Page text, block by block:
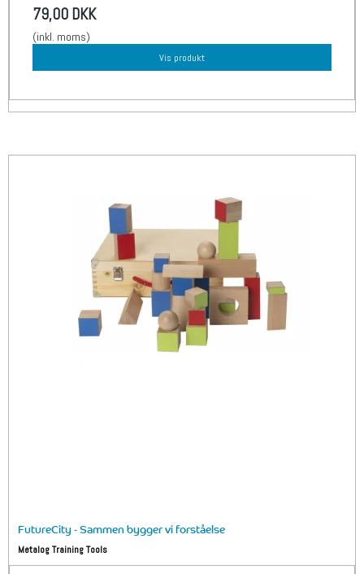
79,00 DKK
(inkl. moms)
Vis produkt
FutureCity - Sammen bygger vi forståelse
Metalog Training Tools